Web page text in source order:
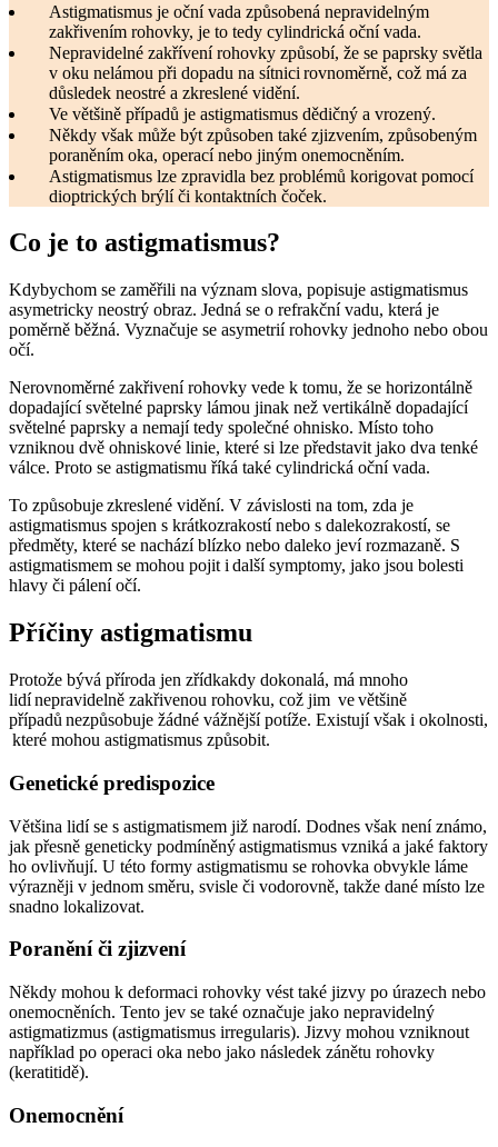
Astigmatismus je oční vada způsobená nepravidelným
zakřivením rohovky, je to tedy cylindrická oční vada.
Nepravidelné zakřívení rohovky způsobí, že se paprsky světla
v oku nelámou při dopadu na sítnici rovnoměrně, což má za
důsledek neostré a zkreslené vidění.
Ve většině případů je astigmatismus dědičný a vrozený.
Někdy však může být způsoben také zjizvením, způsobeným
poraněním oka, operací nebo jiným onemocněním.
Astigmatismus lze zpravidla bez problémů korigovat pomocí
dioptrických brýlí či kontaktních čoček.
Co je to astigmatismus?
Kdybychom se zaměřili na význam slova, popisuje astigmatismus
asymetricky neostrý obraz. Jedná se o refrakční vadu, která je
poměrně běžná. Vyznačuje se asymetrií rohovky jednoho nebo obou
očí.
Nerovnoměrné zakřivení rohovky vede k tomu, že se horizontálně
dopadající světelné paprsky lámou jinak než vertikálně dopadající
světelné paprsky a nemají tedy společné ohnisko. Místo toho
vzniknou dvě ohniskové linie, které si lze představit jako dva tenké
válce. Proto se astigmatismu říká také cylindrická oční vada.
To způsobuje zkreslené vidění. V závislosti na tom, zda je
astigmatismus spojen s krátkozrakostí nebo s dalekozrakostí, se
předměty, které se nachází blízko nebo daleko jeví rozmazaně. S
astigmatismem se mohou pojit i další symptomy, jako jsou bolesti
hlavy či pálení očí.
Příčiny astigmatismu
Protože bývá příroda jen zřídkakdy dokonalá, má mnoho
lidí nepravidelně zakřivenou rohovku, což jim ve většině
případů nezpůsobuje žádné vážnější potíže. Existují však i okolnosti,
které mohou astigmatismus způsobit.
Genetické predispozice
Většina lidí se s astigmatismem již narodí. Dodnes však není známo,
jak přesně geneticky podmíněný astigmatismus vzniká a jaké faktory
ho ovlivňují. U této formy astigmatismu se rohovka obvykle láme
výrazněji v jednom směru, svisle či vodorovně, takže dané místo lze
snadno lokalizovat.
Poranění či zjizvení
Někdy mohou k deformaci rohovky vést také jizvy po úrazech nebo
onemocněních. Tento jev se také označuje jako nepravidelný
astigmatizmus (astigmatismus irregularis). Jizvy mohou vzniknout
například po operaci oka nebo jako následek zánětu rohovky
(keratitidě).
Onemocnění